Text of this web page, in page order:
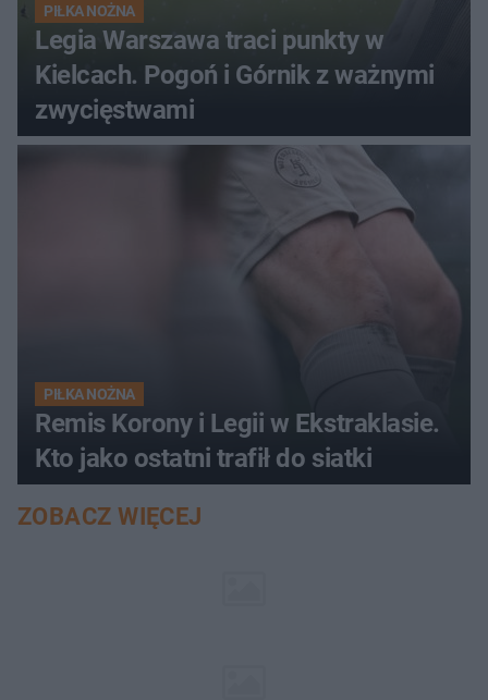
PIŁKA NOŻNA
Legia Warszawa traci punkty w
Kielcach. Pogoń i Górnik z ważnymi
zwycięstwami
PIŁKA NOŻNA
Remis Korony i Legii w Ekstraklasie.
Kto jako ostatni trafił do siatki
ZOBACZ WIĘCEJ